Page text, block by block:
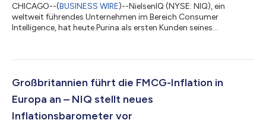
CHICAGO--(BUSINESS WIRE)--NielsenIQ (NYSE: NIQ), ein
weltweit führendes Unternehmen im Bereich Consumer
Intelligence, hat heute Purina als ersten Kunden seines
Unternehmen aus den Bereichen Körperpflege, Tierpflege,
Projekte sollen weitere Kunden vorgestellt und Fallstudien
Großbritannien führt die FMCG-Inflation in
Europa an – NIQ stellt neues
Inflationsbarometer vor